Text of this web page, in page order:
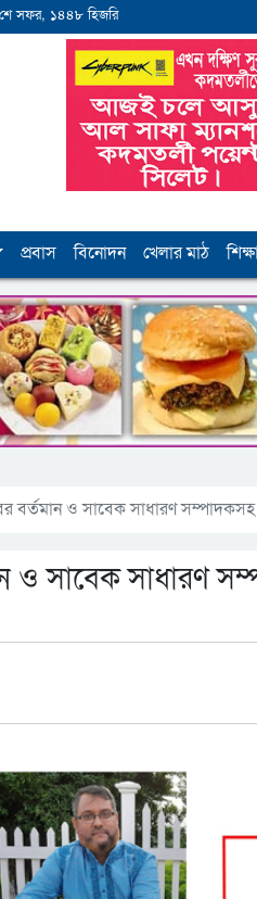
সফর, ১৪৪৮ হিজরি
প্রবাস বিনোদন খেলার মাঠ
বর্তমান ও সাবেক সাধারণ
ও সাবেক